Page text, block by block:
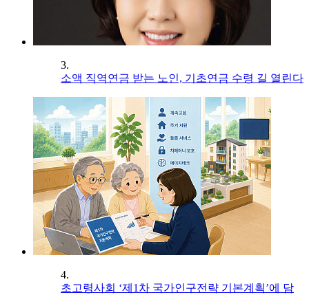
3.
소액 직역연금 받는 노인, 기초연금 수령 길 열린다
4.
초고령사회 ‘제1차 국가인구전략 기본계획’에 담